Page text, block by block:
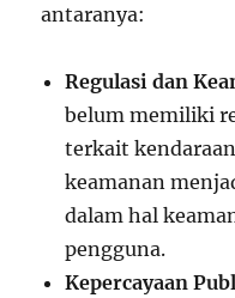
antaranya:
Regulasi dan
belum memiliki
terkait
keamanan
dalam hal
pengguna.
Kepercayaan